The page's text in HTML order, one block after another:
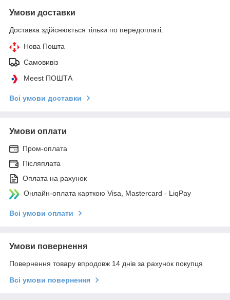
Умови доставки
Доставка здійснюється тільки по передоплаті.
Нова Пошта
Самовивіз
Meest ПОШТА
Всі умови доставки
Умови оплати
Пром-оплата
Післяплата
Оплата на рахунок
Онлайн-оплата карткою Visa, Mastercard - LiqPay
Всі умови оплати
Умови повернення
Повернення товару впродовж 14 днів за рахунок покупця
Всі умови повернення